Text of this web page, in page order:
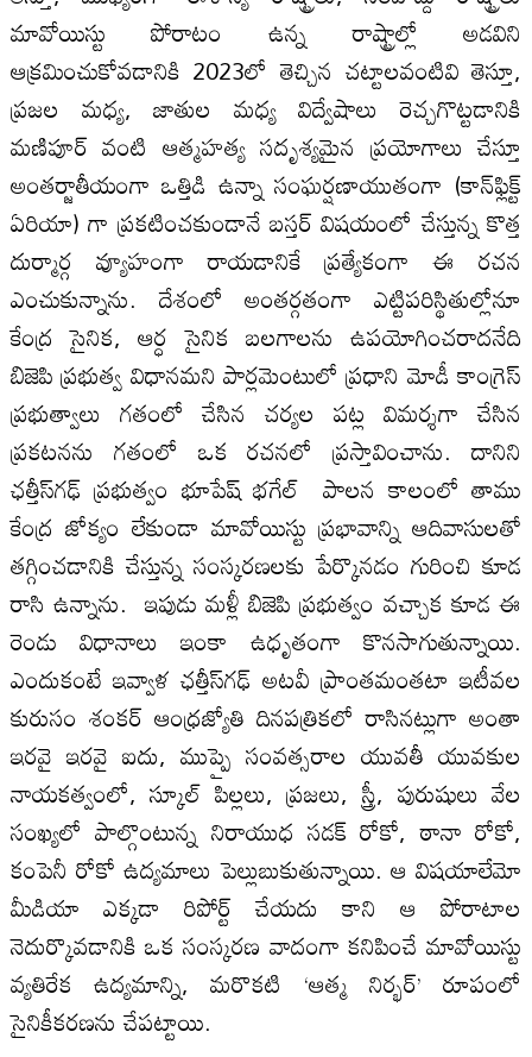
మావోయిస్టు పోరాటం ఉన్న రాష్ట్రాల్లో అడవిని
ఆక్రమించుకోవడానికి 2023లో తెచ్చిన చట్టాలవంటివి తెస్తూ,
ప్రజల మధ్య, జాతుల మధ్య విద్వేషాలు రెచ్చగొట్టడానికి
మణిపూర్‌ వంటి ఆత్మహత్య సదృశ్యమైన ప్రయోగాలు చేస్తూ
అంతర్జాతీయంగా ఒత్తిడి ఉన్నా సంఘర్షణాయుతంగా (కాన్‌ఫ్లిక్ట్‌
ఏరియా) గా ప్రకటించకుండానే బస్తర్‌ విషయంలో చేస్తున్న కొత్త
దుర్మార్గ వ్యూహంగా రాయడానికే ప్రత్యేకంగా ఈ రచన
ఎంచుకున్నాను. దేశంలో అంతర్గతంగా ఎట్టిపరిస్థితుల్లోనూ
కేంద్ర సైనిక, ఆర్ధ సైనిక బలగాలను ఉపయోగించరాదనేది
బిజెపి ప్రభుత్వ విధానమని పార్లమెంటులో ప్రధాని మోడీ కాంగ్రెస్‌
ప్రభుత్వాలు గతంలో చేసిన చర్యల పట్ల విమర్శగా చేసిన
ప్రకటనను గతంలో ఒక రచనలో ప్రస్తావించాను. దానిని
ఛత్తీస్‌గఢ్‌ ప్రభుత్వం భూపేష్‌ భగేల్‌ పాలన కాలంలో తాము
కేంద్ర జోక్యం లేకుండా మావోయిస్టు ప్రభావాన్ని ఆదివాసులతో
తగ్గించడానికి చేస్తున్న సంస్కరణలకు పేర్కొనడం గురించి కూడ
రాసి ఉన్నాను. ఇపుడు మళ్లీ బిజెపి ప్రభుత్వం వచ్చాక కూడ ఈ
రెండు విధానాలు ఇంకా ఉధృతంగా కొనసాగుతున్నాయి.
ఎందుకంటే ఇవ్వాళ ఛత్తీస్‌గఢ్‌ అటవీ ప్రాంతమంతటా ఇటీవల
కురుసం శంకర్‌ ఆంధ్రజ్యోతి దినపత్రికలో రాసినట్లుగా అంతా
ఇరవై ఇరవై ఐదు, ముప్పై సంవత్సరాల యువతీ యువకుల
నాయకత్వంలో, స్కూల్‌ పిల్లలు, ప్రజలు, స్త్రీ, పురుషులు వేల
సంఖ్యలో పాల్గొంటున్న నిరాయుధ సడక్‌ రోకో, ఠానా రోకో,
కంపెనీ రోకో ఉద్యమాలు పెల్లుబుకుతున్నాయి. ఆ విషయాలేమో
మీడియా ఎక్కడా రిపోర్ట్‌ చేయదు కాని ఆ పోరాటాల
నెదుర్కొవడానికి ఒక సంస్కరణ వాదంగా కనిపించే మావోయిస్టు
వ్యతిరేక ఉద్యమాన్ని, మరొకటి ‘ఆత్మ నిర్భర్‌’ రూపంలో
సైనికీకరణను చేపట్టాయి.